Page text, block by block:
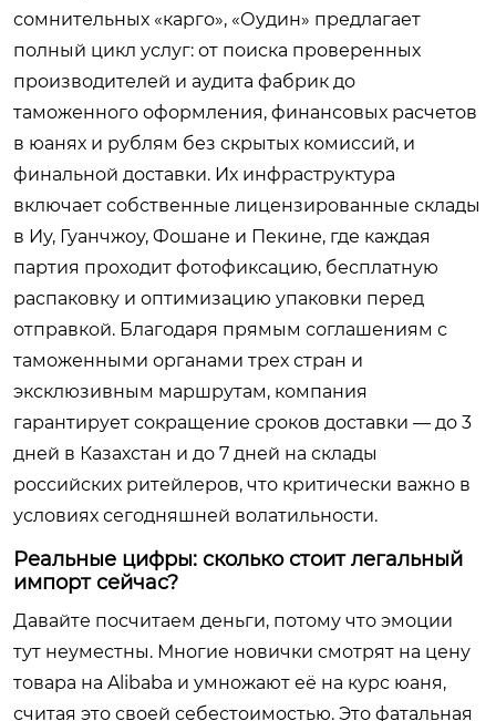
сомнительных «карго», «Оудин» предлагает
полный цикл услуг: от поиска проверенных
производителей и аудита фабрик до
таможенного оформления, финансовых расчетов
в юанях и рублям без скрытых комиссий, и
финальной доставки. Их инфраструктура
включает собственные лицензированные склады
в Иу, Гуанчжоу, Фошане и Пекине, где каждая
партия проходит фотофиксацию, бесплатную
распаковку и оптимизацию упаковки перед
отправкой. Благодаря прямым соглашениям с
таможенными органами трех стран и
эксклюзивным маршрутам, компания
гарантирует сокращение сроков доставки — до 3
дней в Казахстан и до 7 дней на склады
российских ритейлеров, что критически важно в
условиях сегодняшней волатильности.
Реальные цифры: сколько стоит легальный
импорт сейчас?
Давайте посчитаем деньги, потому что эмоции
тут неуместны. Многие новички смотрят на цену
товара на Alibaba и умножают её на курс юаня,
считая это своей себестоимостью. Это фатальная